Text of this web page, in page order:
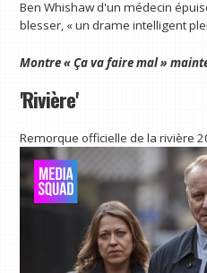
Ben Whishaw d'un médecin
blesser, « un drame intelligent
Montre «Ça va faire mal»
'Rivière'
Remorque officielle de la rivière